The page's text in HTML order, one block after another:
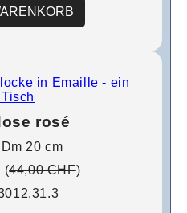
rosé
20 cm
(44,00 CHF)